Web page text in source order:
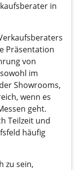
in
Präsentation
von
im
Showrooms,
wenn es
geht.
Teilzeit und
häufig
zu sein,